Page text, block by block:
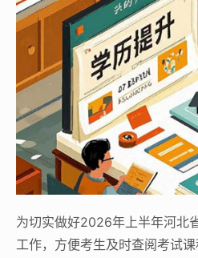
为切实做好2026年上半年河北
工作，方便考生及时查阅考试